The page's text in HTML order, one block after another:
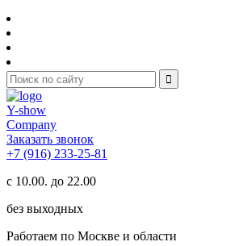
Y-show
Company
Заказать звонок
+7 (916) 233-25-81
с 10.00. до 22.00
без выходных
Работаем по Москве и области